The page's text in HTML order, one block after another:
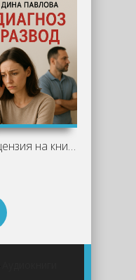
Рецензия на книгу "Диагноз развод" -